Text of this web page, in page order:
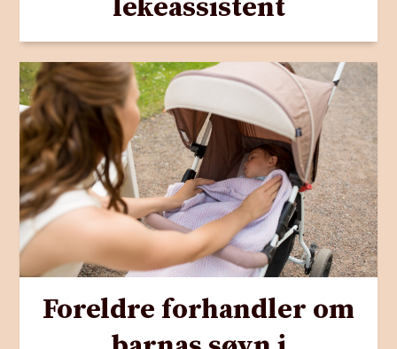
lekeassistent
Foreldre forhandler om